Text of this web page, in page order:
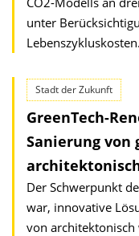
unter
Lebenszykluskosten.
Stadt der Zukunft
GreenTech-
Sanierung von
Der Schwerpunkt
war, innovative
von